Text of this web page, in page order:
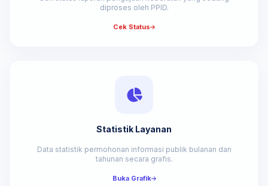
diproses oleh PPID.
Cek Status
Statistik Layanan
Data statistik permohonan informasi publik bulanan dan
tahunan secara grafis.
Buka Grafik